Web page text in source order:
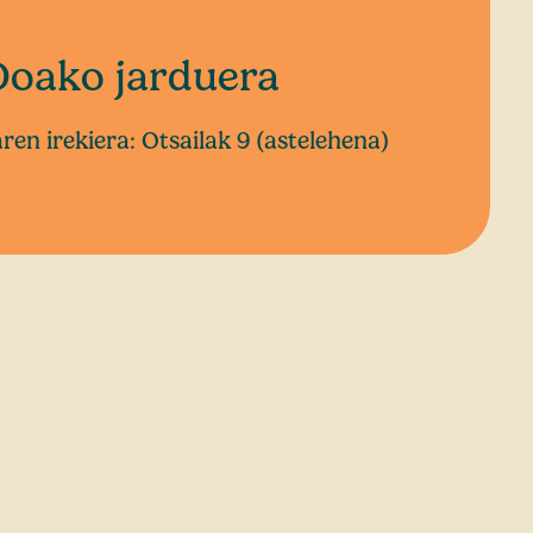
jarduera
irekiera: Otsailak 9 (astelehena)